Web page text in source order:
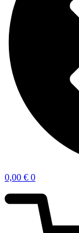
0,00 € 0